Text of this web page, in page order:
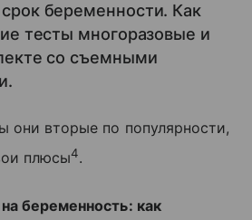
беременности. Как
тесты многоразовые и
со съемными
они вторые по популярности,
плюсы4.
беременность: как